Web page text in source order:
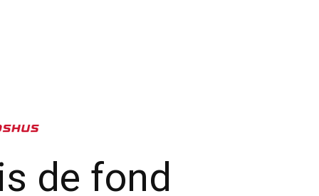
de fond